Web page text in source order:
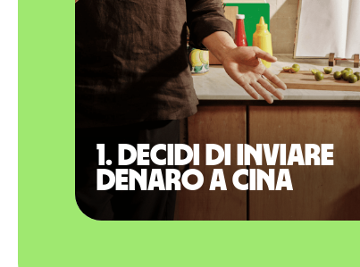
1. Decidi di inviare
denaro a Cina